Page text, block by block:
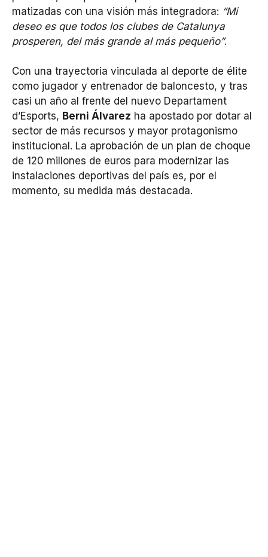
matizadas con una visión más integradora: “Mi
deseo es que todos los clubes de Catalunya
prosperen, del más grande al más pequeño”.
Con una trayectoria vinculada al deporte de élite
como jugador y entrenador de baloncesto, y tras
casi un año al frente del nuevo Departament
d’Esports, Berni Álvarez ha apostado por dotar al
sector de más recursos y mayor protagonismo
institucional. La aprobación de un plan de choque
de 120 millones de euros para modernizar las
instalaciones deportivas del país es, por el
momento, su medida más destacada.